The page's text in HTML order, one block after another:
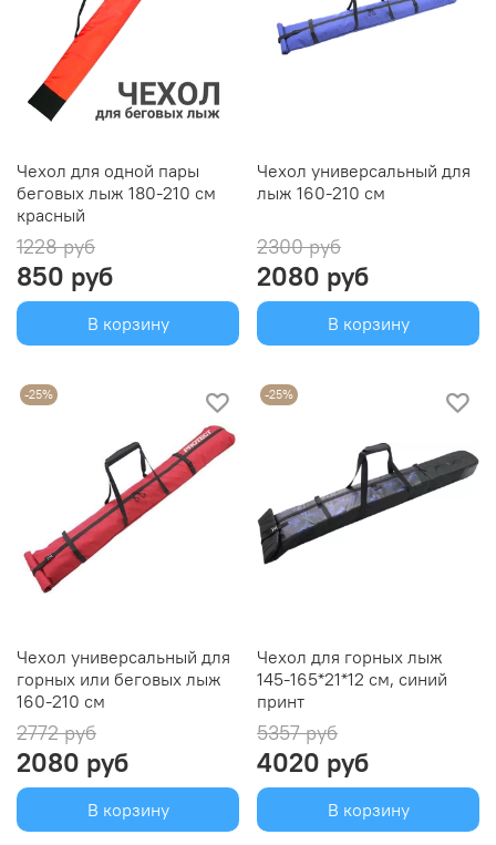
Чехол для одной пары
беговых лыж 180-210 см
красный
1228 руб
850 руб
В корзину
Чехол универсальный для
лыж 160-210 см
2300 руб
2080 руб
В корзину
-25%
Чехол универсальный для
горных или беговых лыж
160-210 см
2772 руб
2080 руб
В корзину
-25%
Чехол для горных лыж
145-165*21*12 см, синий
принт
5357 руб
4020 руб
В корзину